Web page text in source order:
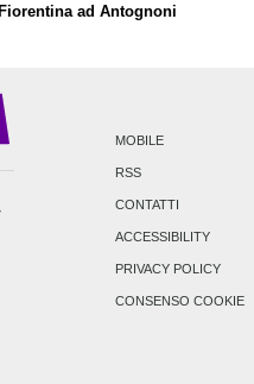
ad Antognoni
MOBILE
RSS
CONTATTI
ACCESSIBILITY
PRIVACY POLICY
CONSENSO COOKIE